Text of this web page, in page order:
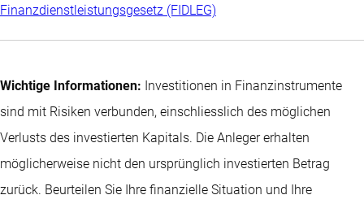
Finanzdienstleistungsgesetz (FIDLEG)
Wichtige Informationen: Investitionen in Finanzinstrumente
sind mit Risiken verbunden, einschliesslich des möglichen
Verlusts des investierten Kapitals. Die Anleger erhalten
möglicherweise nicht den ursprünglich investierten Betrag
zurück. Beurteilen Sie Ihre finanzielle Situation und Ihre